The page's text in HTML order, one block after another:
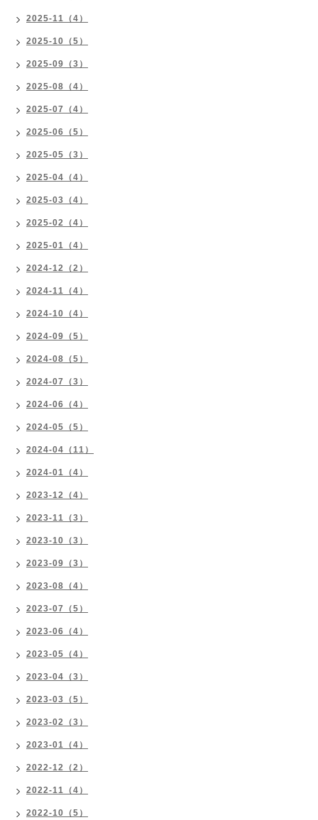
2025-11（4）
2025-10（5）
2025-09（3）
2025-08（4）
2025-07（4）
2025-06（5）
2025-05（3）
2025-04（4）
2025-03（4）
2025-02（4）
2025-01（4）
2024-12（2）
2024-11（4）
2024-10（4）
2024-09（5）
2024-08（5）
2024-07（3）
2024-06（4）
2024-05（5）
2024-04（11）
2024-01（4）
2023-12（4）
2023-11（3）
2023-10（3）
2023-09（3）
2023-08（4）
2023-07（5）
2023-06（4）
2023-05（4）
2023-04（3）
2023-03（5）
2023-02（3）
2023-01（4）
2022-12（2）
2022-11（4）
2022-10（5）